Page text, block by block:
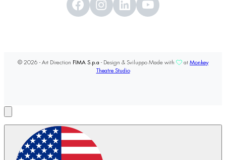
© 2026 - Art Direction FIMA S.p.a - Design & Sviluppo Made with at Monkey
Theatre Studio